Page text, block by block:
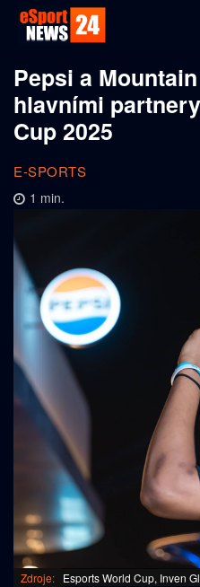
Pepsi a
hlavními
Cup 2025
E-SPORTS
1 min.
Zdroje: Esports World Cup, Inven